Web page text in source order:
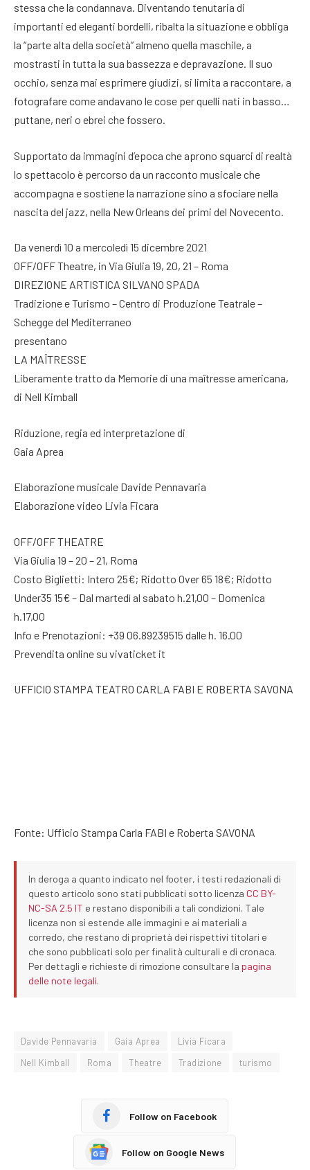
stessa che la condannava. Diventando tenutaria di
importanti ed eleganti bordelli, ribalta la situazione e obbliga
la “parte alta della società” almeno quella maschile, a
mostrasti in tutta la sua bassezza e depravazione. Il suo
occhio, senza mai esprimere giudizi, si limita a raccontare, a
fotografare come andavano le cose per quelli nati in basso…
puttane, neri o ebrei che fossero.
Supportato da immagini d’epoca che aprono squarci di realtà
lo spettacolo è percorso da un racconto musicale che
accompagna e sostiene la narrazione sino a sfociare nella
nascita del jazz, nella New Orleans dei primi del Novecento.
Da venerdì 10 a mercoledì 15 dicembre 2021
OFF/OFF Theatre, in Via Giulia 19, 20, 21 – Roma
DIREZIONE ARTISTICA SILVANO SPADA
Tradizione e Turismo – Centro di Produzione Teatrale –
Schegge del Mediterraneo
presentano
LA MAÎTRESSE
Liberamente tratto da Memorie di una maîtresse americana,
di Nell Kimball
Riduzione, regia ed interpretazione di
Gaia Aprea
Elaborazione musicale Davide Pennavaria
Elaborazione video Livia Ficara
OFF/OFF THEATRE
Via Giulia 19 – 20 – 21, Roma
Costo Biglietti: Intero 25€; Ridotto Over 65 18€; Ridotto
Under35 15€ – Dal martedì al sabato h.21,00 – Domenica
h.17,00
Info e Prenotazioni: +39 06.89239515 dalle h. 16.00
Prevendita online su vivaticket it
UFFICIO STAMPA TEATRO CARLA FABI E ROBERTA SAVONA
Fonte: Ufficio Stampa Carla FABI e Roberta SAVONA
In deroga a quanto indicato nel footer, i testi redazionali di
questo articolo sono stati pubblicati sotto licenza CC BY-
NC-SA 2.5 IT e restano disponibili a tali condizioni. Tale
licenza non si estende alle immagini e ai materiali a
corredo, che restano di proprietà dei rispettivi titolari e
che sono pubblicati solo per finalità culturali e di cronaca.
Per dettagli e richieste di rimozione consultare la pagina
delle note legali.
Davide Pennavaria Gaia Aprea
Livia Ficara
Nell Kimball
Roma Theatre Tradizione turismo
Follow on Facebook
Follow on Google News